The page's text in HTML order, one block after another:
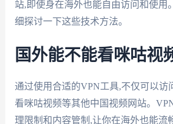
站,即使身在海外也能自由访问和使用
细探讨一下这些技术方法。
国外能不能看咪咕视
通过使用合适的VPN工具,不仅可以访
看咪咕视频等其他中国视频网站。
理限制和内容管制,让你在海外也能流